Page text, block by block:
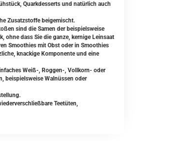
Quarkdesserts und natürlich auch
Zusatzstoffe beigemischt.
sind die Samen der beispielsweise
ohne dass Sie die ganze, kernige Leinsaat
Smoothies mit Obst oder in Smoothies
knackige Komponente und eine
Weiß-, Roggen-, Vollkorn- oder
beispielsweise Walnüssen oder
Teetüten,